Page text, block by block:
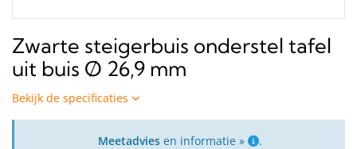
Zwarte steigerbuis onderstel tafel
uit buis Ø 26,9 mm
Bekijk de specificaties
Meetadviesen informatie » .